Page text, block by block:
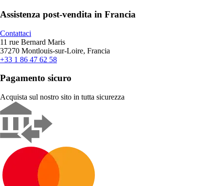
Assistenza post-vendita in Francia
Contattaci
11 rue Bernard Maris
37270 Montlouis-sur-Loire, Francia
+33 1 86 47 62 58
Pagamento sicuro
Acquista sul nostro sito in tutta sicurezza